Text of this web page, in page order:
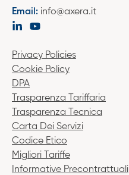
Email: info@axera.it
Privacy Policies
Cookie Policy
DPA
Trasparenza Tariffaria
Trasparenza Tecnica
Carta Dei Servizi
Codice Etico
Migliori Tariffe
Informative Precontrattuali